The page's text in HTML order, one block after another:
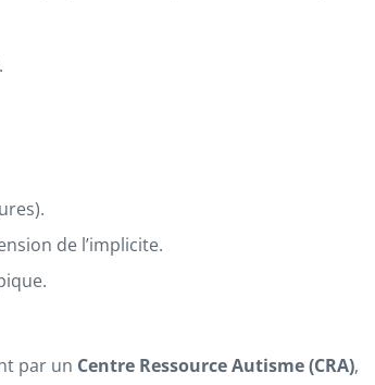
de l’implicite.
par un Centre Ressource Autisme (CRA),